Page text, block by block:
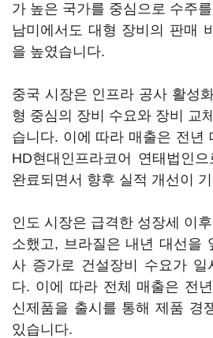
가 높은 국가를 중심으로 수주
남미에서도 대형 장비의 판매
을 높였습니다.
중국 시장은 인프라 공사 활성
형 중심의 장비 수요와 장비 교
습니다. 이에 따라 매출은 전년
HD현대인프라코어 연태법인
완료되면서 향후 실적 개선이
인도 시장은 급격한 성장세 이
소했고, 브라질은 내년 대선을
사 증가로 건설장비 수요가 일
다. 이에 따라 전체 매출은 전
신제품을 출시를 통해 제품 경
있습니다.